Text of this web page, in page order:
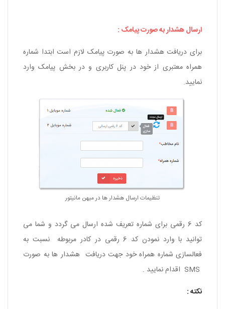
ارسال هشدار به صورت پیامک :
برای دریافت هشدار ها به صورت پیامک لازم است ابتدا شماره
همراه معتبری از خود در پنل کاربری و در بخش پیامک وارد
نمایید.
تنظیمات ارسال هشدار ها درمیهن مانیتور
کد 6 رقمی برای شماره تعریف شده ارسال می گردد و شما می
توانید با وارد نمودن کد 6 رقمی در کادر مربوطه نسبت به
فعالسازی شماره همراه خود جهت دریافت هشدار ها به صورت
نکته :